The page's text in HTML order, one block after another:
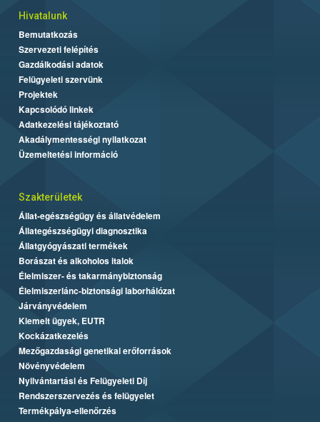
Hivatalunk
Bemutatkozás
Szervezeti felépítés
Gazdálkodási adatok
Felügyeleti szervünk
Projektek
Kapcsolódó linkek
Adatkezelési tájékoztató
Akadálymentességi nyilatkozat
Üzemeltetési információ
Szakterületek
Állat-egészségügy és állatvédelem
Állategészségügyi diagnosztika
Állatgyógyászati termékek
Borászat és alkoholos italok
Élelmiszer- és takarmánybiztonság
Élelmiszerlánc-biztonsági laborhálózat
Járványvédelem
Kiemelt ügyek, EUTR
Kockázatkezelés
Mezőgazdasági genetikai erőforrások
Növényvédelem
Nyilvántartási és Felügyeleti Díj
Rendszerszervezés és felügyelet
Termékpálya-ellenőrzés